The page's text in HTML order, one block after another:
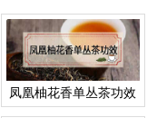
凤凰柚花香单丛茶功效